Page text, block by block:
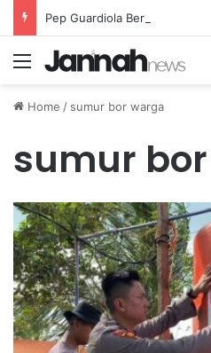
Menu
Home / sumur bor warga
sumur